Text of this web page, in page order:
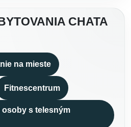
CHATA
na mieste
Fitnescentrum
osoby s telesným